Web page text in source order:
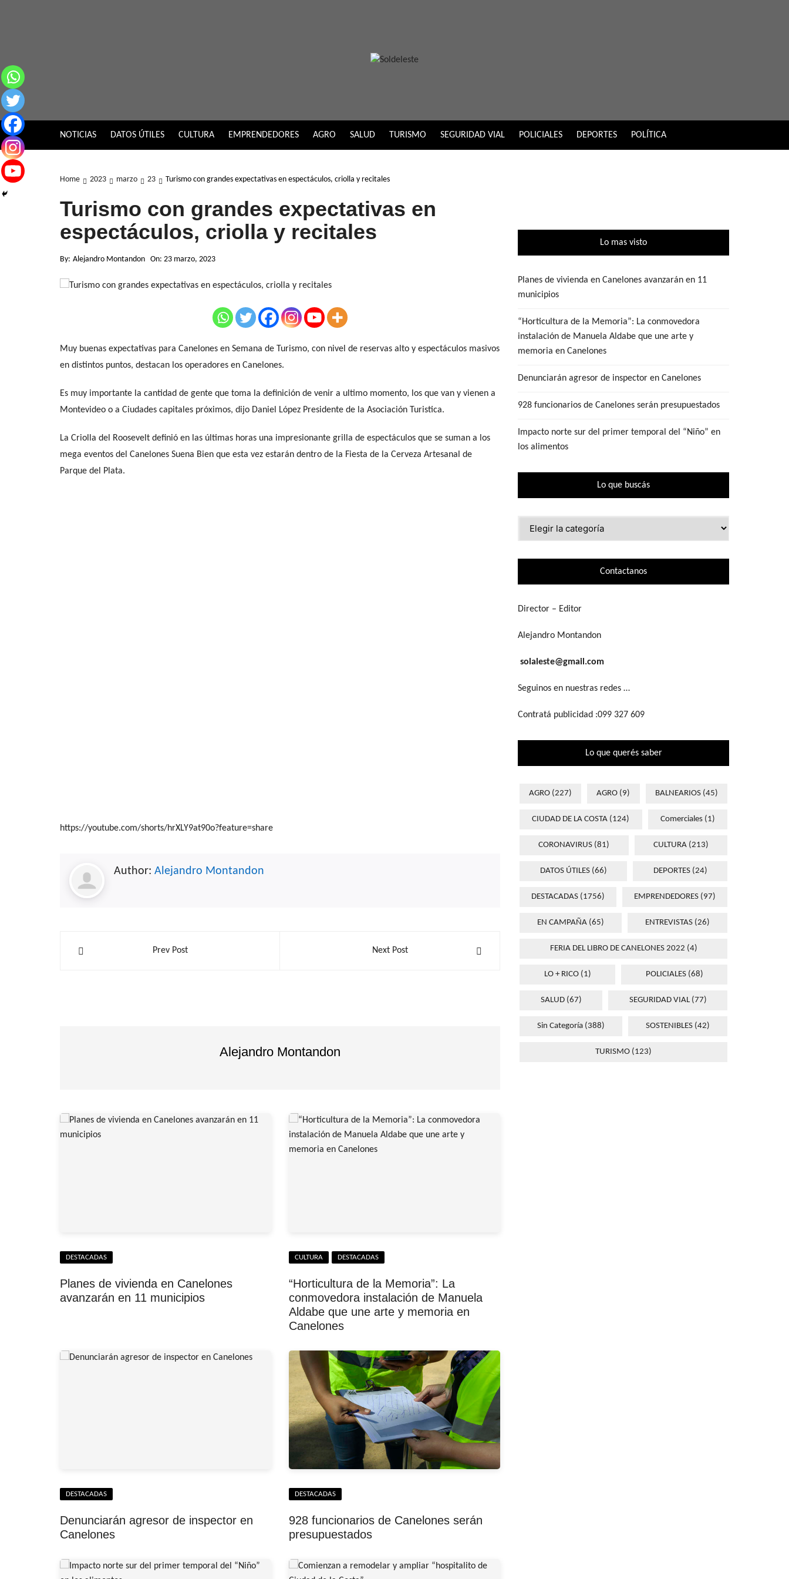
NOTICIAS DATOS ÚTILES CULTURA EMPRENDEDORES AGRO SALUD TURISMO SEGURIDAD VIAL POLICIALES DEPORTES POLÍTICA
Home 2023 marzo 23 Turismo con grandes expectativas en espectáculos, criolla y recitales
Turismo con grandes expectativas en
espectáculos, criolla y recitales
By: Alejandro Montandon On: 23 marzo, 2023
Muy buenas expectativas para Canelones en Semana de Turismo, con nivel de reservas alto y espectáculos masivos
en distintos puntos, destacan los operadores en Canelones.
Es muy importante la cantidad de gente que toma la definición de venir a ultimo momento, los que van y vienen a
Montevideo o a Ciudades capitales próximos, dijo Daniel López Presidente de la Asociación Turistica.
La Criolla del Roosevelt definió en las últimas horas una impresionante grilla de espectáculos que se suman a los
mega eventos del Canelones Suena Bien que esta vez estarán dentro de la Fiesta de la Cerveza Artesanal de
Parque del Plata.
https://youtube.com/shorts/hrXLY9at90o?feature=share
Author: Alejandro Montandon
NavegaciónPrev Post Next Post
Alejandro Montandon
DESTACADAS
Planes de vivienda en Canelones
avanzarán en 11 municipios
CULTURA DESTACADAS
“Horticultura de la Memoria”: La
conmovedora instalación de Manuela
Aldabe que une arte y memoria en
Canelones
DESTACADAS
Denunciarán agresor de inspector en
Canelones
DESTACADAS
928 funcionarios de Canelones serán
presupuestados
Lo mas visto
Planes de vivienda en Canelones avanzarán en 11
municipios
“Horticultura de la Memoria”: La conmovedora
instalación de Manuela Aldabe que une arte y
memoria en Canelones
Denunciarán agresor de inspector en Canelones
928 funcionarios de Canelones serán presupuestados
Impacto norte sur del primer temporal del “Niño” en
los alimentos
Lo que buscás
Contactanos
Director – Editor
Alejandro Montandon
solaleste@gmail.com
Seguinos en nuestras redes …
Contratá publicidad :099 327 609
Lo que querés saber
AGRO (227) AGRO (9) BALNEARIOS(45)
CIUDAD DE LA COSTA (124) Comerciales(1)
CORONAVIRUS (81) CULTURA(213)
DATOS ÚTILES(66) DEPORTES(24)
DESTACADAS (1756) EMPRENDEDORES (97)
EN CAMPAÑA (65) ENTREVISTAS (26)
FERIA DEL LIBRO DE CANELONES 2022 (4)
LO + RICO(1) POLICIALES(68)
SALUD(67) SEGURIDAD VIAL(77)
Sin Categoría (388) SOSTENIBLES (42)
TURISMO (123)